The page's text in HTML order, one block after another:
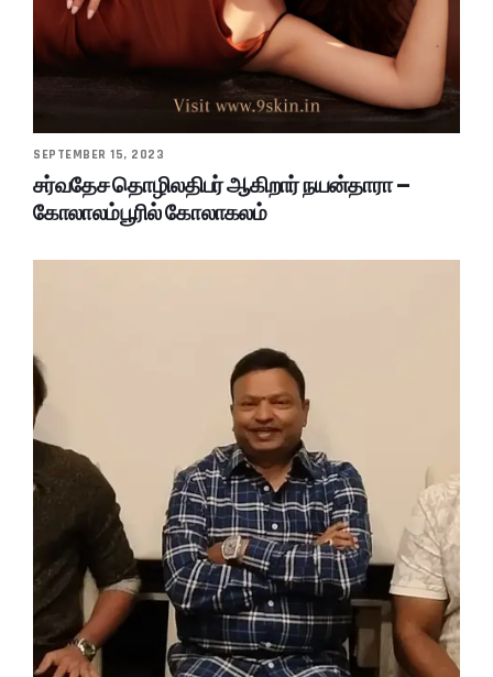
SEPTEMBER 15, 2023
சர்வதேச தொழிலதிபர் ஆகிறார் நயன்தாரா –
கோலாலம்பூரில் கோலாகலம்